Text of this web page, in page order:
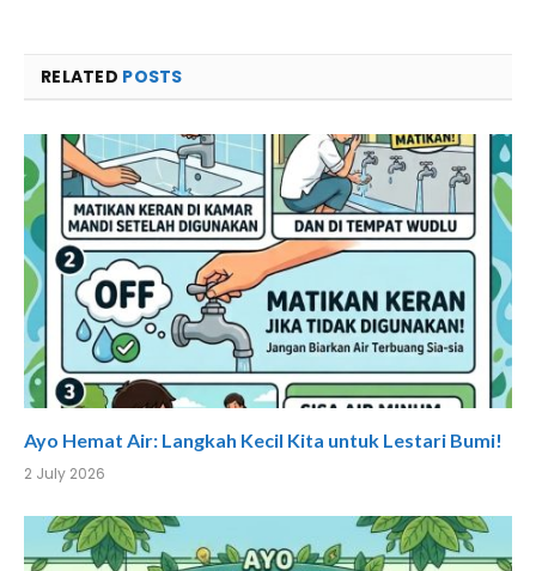
RELATED POSTS
Ayo Hemat Air: Langkah Kecil Kita untuk Lestari Bumi!
2 July 2026